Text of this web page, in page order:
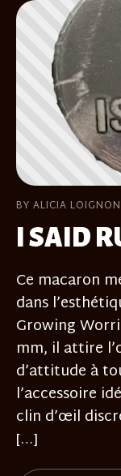
BY ALICIA LOIGNON
I SAID
Ce macaron
dans
Growing
mm, il attire
d’attitude à
l’accessoire
clin d’œil
[…]